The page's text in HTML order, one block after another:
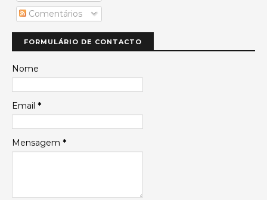
Comentários
FORMULÁRIO DE CONTACTO
Nome
Email *
Mensagem *